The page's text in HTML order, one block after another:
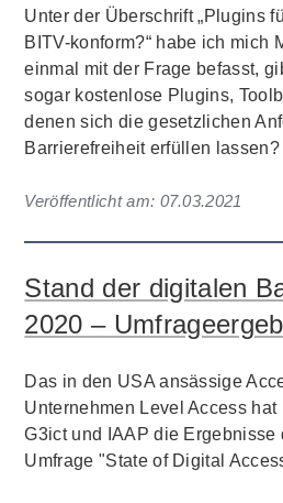
Unter der Überschrift „Plugins
BITV-konform?“ habe ich mich
einmal mit der Frage befasst,
sogar kostenlose Plugins,
denen sich die gesetzlichen
Barrierefreiheit erfüllen lassen?
Veröffentlicht am: 07.03.2021
Stand der digitalen
2020 –
Das in den USA ansässige
Unternehmen Level Access
G3ict und IAAP die Ergebnisse
Umfrage "State of Digital